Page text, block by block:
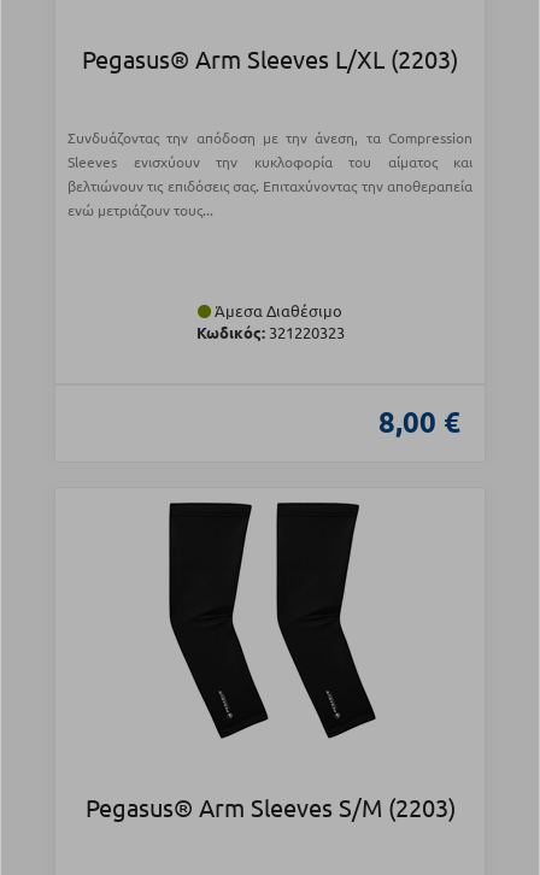
Pegasus® Arm Sleeves L/XL (2203)
Συνδυάζοντας την απόδοση με την άνεση, τα Compression
Sleeves ενισχύουν την κυκλοφορία του αίματος και
βελτιώνουν τις επιδόσεις σας. Επιταχύνοντας την αποθεραπεία
ενώ μετριάζουν τους...
Άμεσα Διαθέσιμο
Κωδικός:321220323
8,00 €
Pegasus® Arm Sleeves S/M (2203)